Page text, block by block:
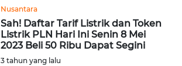
Nusantara
Sah! Daftar Tarif Listrik dan Token
Listrik PLN Hari Ini Senin 8 Mei
2023 Beli 50 Ribu Dapat Segini
3 tahun yang lalu